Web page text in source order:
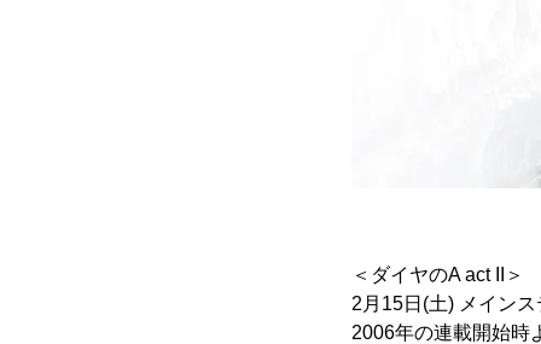
＜ダイヤのA act II＞
2月15日(土) メイン
2006年の連載開始時